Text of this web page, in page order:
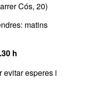
Cós, 20)
matins
h
evitar esperes i